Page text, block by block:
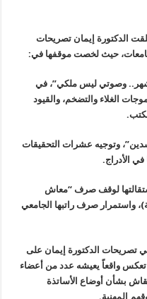
الدكتورة إيمان تصريحات
حيث لخصت موقفها في:
وصوتي ليس ملكي”، في
الغلاء والتضخم، والقيود
وتوجيه عشرات التحقيقات
الأدراج.
لوقف صرف “معاش
واستمرار صرف راتبها الجامعي
تصريحات الدكتورة إيمان على
تعكس واقعاً يعيشه عدد من أعضاء
بشأن أوضاع الأساتذة
المهنية.